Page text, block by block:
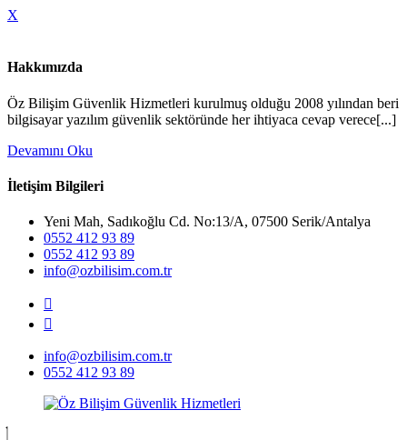
X
Hakkımızda
Öz Bilişim Güvenlik Hizmetleri kurulmuş olduğu 2008 yılından beri
bilgisayar yazılım güvenlik sektöründe her ihtiyaca cevap verece[...]
Devamını Oku
İletişim Bilgileri
Yeni Mah, Sadıkoğlu Cd. No:13/A, 07500 Serik/Antalya
0552 412 93 89
0552 412 93 89
info@ozbilisim.com.tr
info@ozbilisim.com.tr
0552 412 93 89